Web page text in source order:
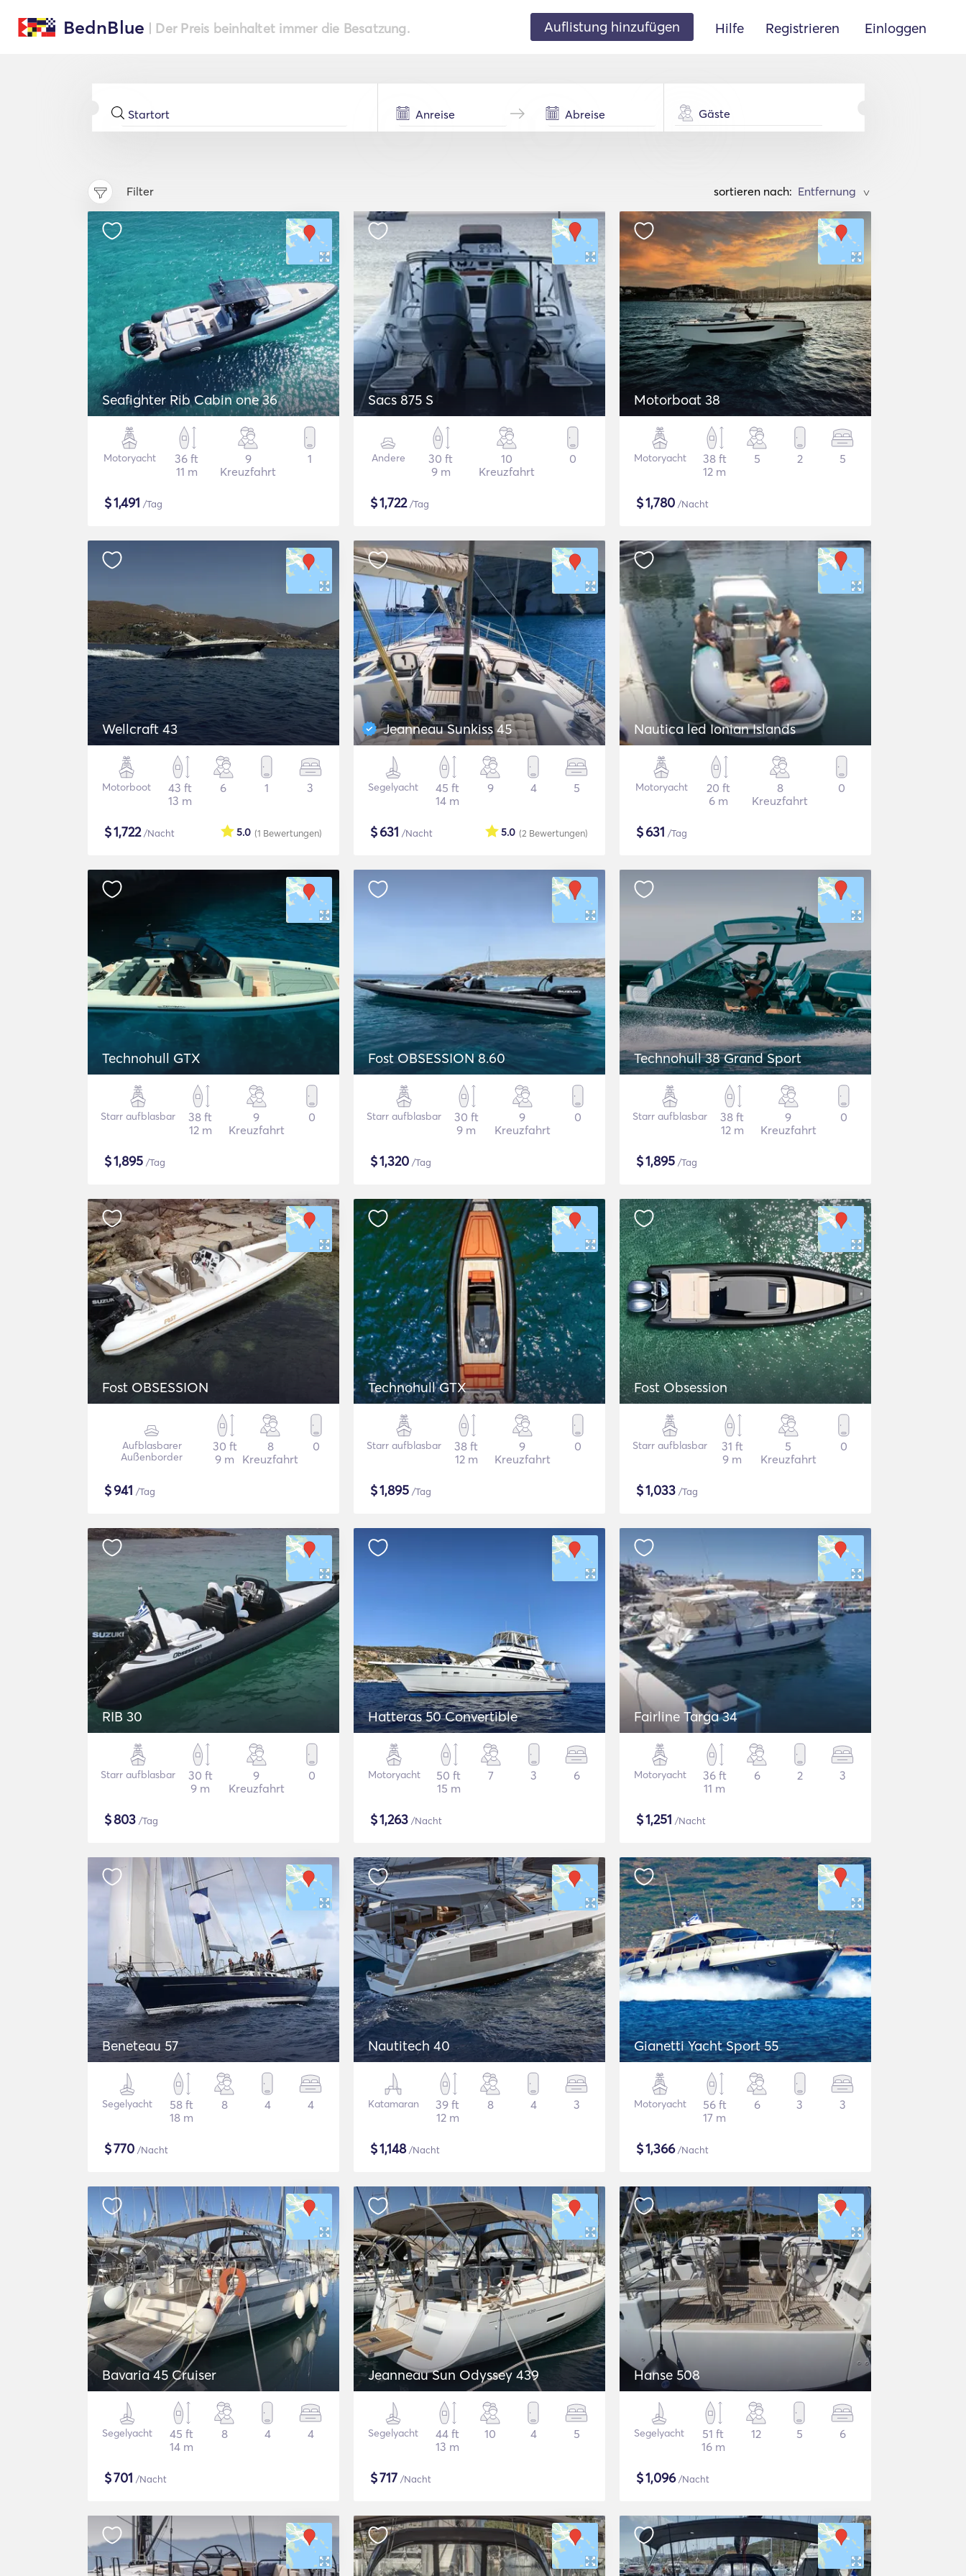
BednBlue | Der Preis beinhaltet immer die Besatzung. Auflistung hinzufügen Hilfe Registrieren Einloggen
Gäste
Filter sortieren nach: >
Seafighter Rib Cabin one 36
Motoryacht
36 ft
11 m
9
Kreuzfahrt
1
$1,491 /Tag
Sacs 875 S
Andere
30 ft
9 m
10
Kreuzfahrt
0
$1,722/Tag
Motorboat 38
Motoryacht
38 ft
12 m
5 2 5
$1,780 /Nacht
Wellcraft 43
Motorboot
43 ft
13 m
6 1 3
$1,722/Nacht (1 Bewertungen)
5.0
Jeanneau Sunkiss 45
Segelyacht
45 ft
14 m
9 4 5
$631 /Nacht (2 Bewertungen)
5.0
Nautica led Ionian Islands
Motoryacht
20 ft
6 m
8
Kreuzfahrt
0
$631 /Tag
Technohull GTX
Starr aufblasbar
38 ft
12 m
9
Kreuzfahrt
0
$1,895 /Tag
Fost OBSESSION 8.60
Starr aufblasbar
30 ft
9 m
9
Kreuzfahrt
0
$1,320 /Tag
Technohull 38 Grand Sport
Starr aufblasbar
38 ft
12 m
9
Kreuzfahrt
0
$1,895 /Tag
Fost OBSESSION
Aufblasbarer
Außenborder
30 ft
9 m
8
Kreuzfahrt
0
$941 /Tag
Technohull GTX
Starr aufblasbar
38 ft
12 m
9
Kreuzfahrt
0
$1,895 /Tag
Fost Obsession
Starr aufblasbar
31 ft
9 m
5
Kreuzfahrt
0
$1,033 /Tag
RIB 30
Starr aufblasbar
30 ft
9 m
9
Kreuzfahrt
0
$803 /Tag
Hatteras 50 Convertible
Motoryacht
50 ft
15 m
7 3 6
$1,263 /Nacht
Fairline Targa 34
Motoryacht
36 ft
11 m
6 2 3
$1,251 /Nacht
Beneteau 57
Segelyacht
58 ft
18 m
8 4 4
$770 /Nacht
Nautitech 40
Katamaran
39 ft
12 m
8 4 3
$1,148/Nacht
Gianetti Yacht Sport 55
Motoryacht
56 ft
17 m
6 3 3
$1,366/Nacht
Bavaria 45 Cruiser
Segelyacht
45 ft
14 m
8 4 4
$701 /Nacht
Jeanneau Sun Odyssey 439
Segelyacht
44 ft
13 m
10 4 5
$717 /Nacht
Hanse 508
Segelyacht
51 ft
16 m
12 5 6
$1,096/Nacht